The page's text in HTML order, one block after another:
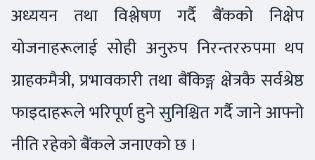
अध्ययन तथा विश्लेषण गर्दै बैंकको निक्षेप
योजनाहरूलाई सोही अनुरुप निरन्तररुपमा थप
ग्राहकमैत्री, प्रभावकारी तथा बैंकिङ्ग क्षेत्रकै सर्वश्रेष्ठ
फाइदाहरूले भरिपूर्ण हुने सुनिश्चित गर्दै जाने आफ्नो
नीति रहेको बैंकले जनाएको छ ।